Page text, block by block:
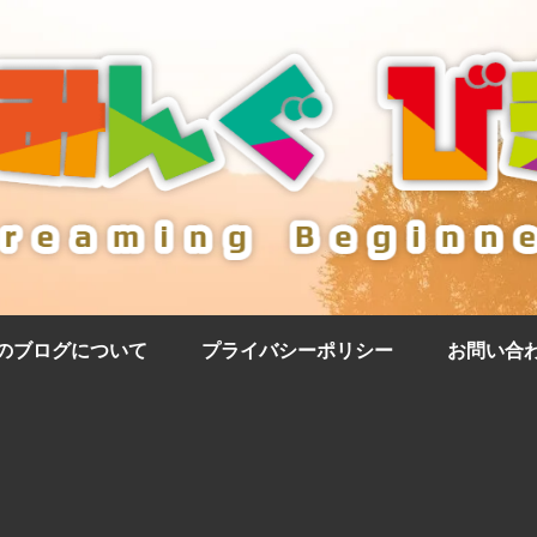
ブログについて プライバシーポリシー お問い合